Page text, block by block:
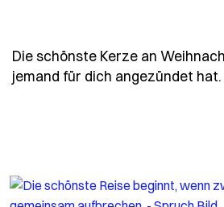
Die schönste Kerze an
jemand für dich angezündet hat.